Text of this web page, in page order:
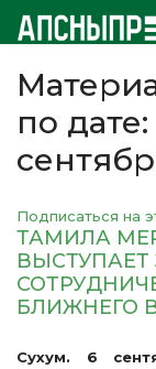
по
Подписаться на
ТАМИЛА
БЛИЖНЕГО
Сухум. 6